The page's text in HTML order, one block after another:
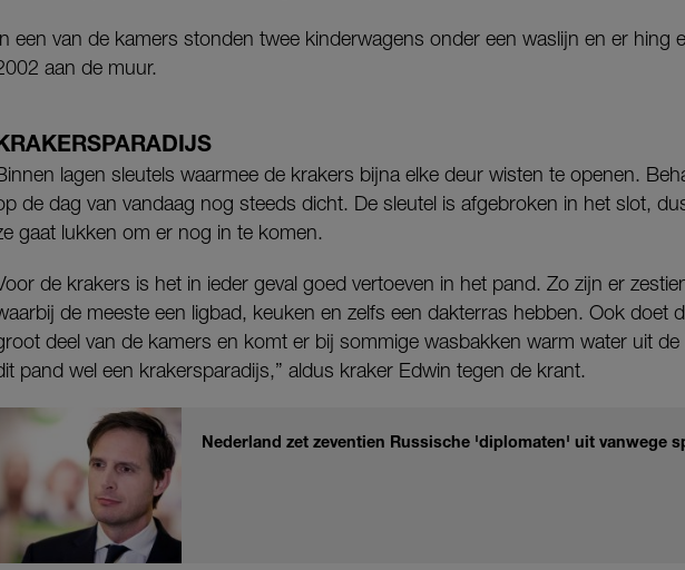
een van de kamers stonden twee kinderwagens onder een waslijn en er hing
aan de muur.
lagen sleutels waarmee de krakers bijna elke deur wisten te openen.
de dag van vandaag nog steeds dicht. De sleutel is afgebroken in het slot,
gaat lukken om er nog in te komen.
de krakers is het in ieder geval goed vertoeven in het pand. Zo zijn er
de meeste een ligbad, keuken en zelfs een dakterras hebben. Ook doet
deel van de kamers en komt er bij sommige wasbakken warm water uit de
pand wel een krakersparadijs,” aldus kraker Edwin tegen de krant.
Nederland zet zeventien Russische 'diplomaten' uit vanwege